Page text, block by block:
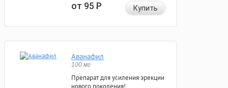
от 95Р Купить
Аванафил
100 мг
Препарат для усиления эрекции